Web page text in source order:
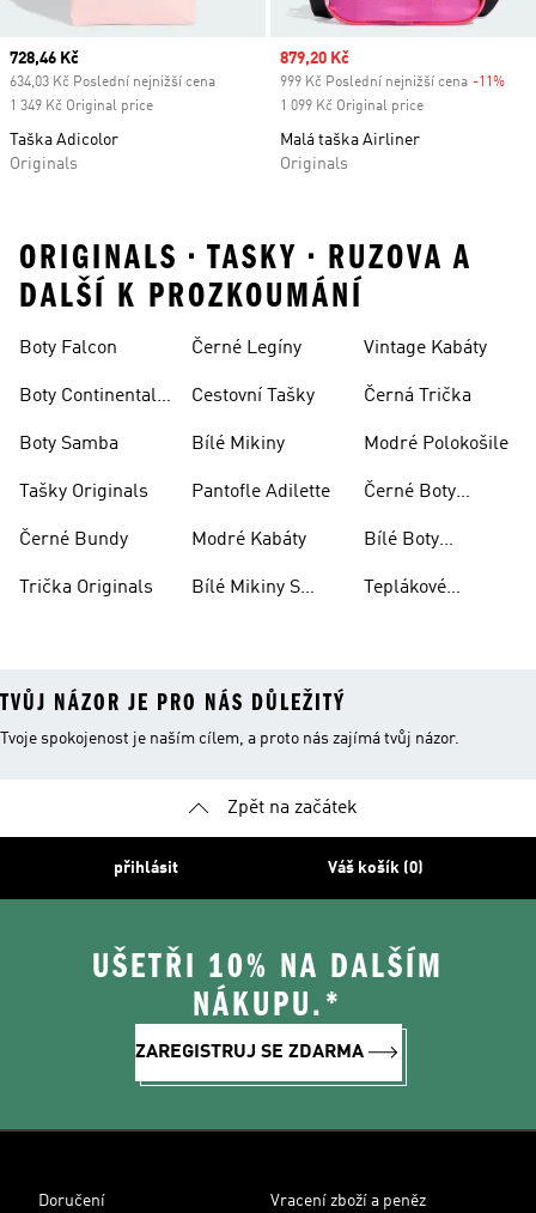
Current price
728,46 Kč
634,03 Kč Poslední nejnižší cena
1 349 Kč Original price
Taška Adicolor
Originals
Sale price
879,20 Kč
999 Kč Poslední nejnižší cena -11%
1 099 Kč Original price
Malá taška Airliner
Originals
ORIGINALS • TASKY • RUZOVA A
DALŠÍ K PROZKOUMÁNÍ
Boty Falcon
Boty Continental
Boty Samba
Tašky Originals
Černé Bundy
Trička Originals
Černé Legíny
Cestovní Tašky
Bílé Mikiny
Pantofle Adilette
Modré Kabáty
Bílé Mikiny S
Vintage Kabáty
Černá Trička
Modré Polokošile
Černé Boty
Bílé Boty
Teplákové
TVŮJ NÁZOR JE PRO NÁS DŮLEŽITÝ
Tvoje spokojenost je naším cílem, a proto nás zajímá tvůj názor.
Zpět na začátek
přihlásit Váš košík (0)
UŠETŘI 10% NA DALŠÍM
NÁKUPU.*
ZAREGISTRUJ SE ZDARMA
Doručení Vracení zboží a peněz